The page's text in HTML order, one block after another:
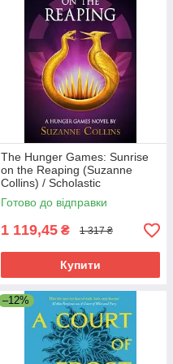
The Hunger Games: Sunrise
on the Reaping (Suzanne
Collins) / Scholastic
Готово до відправки
1 119,45 ₴ 1 317 ₴
Купити
–12%